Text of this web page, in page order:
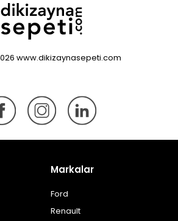
www.dikizaynasepeti.com
Markalar
Ford
Renault